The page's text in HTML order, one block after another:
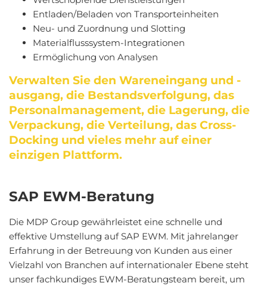
Entladen/Beladen von Transporteinheiten
Neu- und Zuordnung und Slotting
Materialflusssystem-Integrationen
Ermöglichung von Analysen
Verwalten Sie den Wareneingang und -
ausgang, die Bestandsverfolgung, das
Personalmanagement, die Lagerung, die
Verpackung, die Verteilung, das Cross-
Docking und vieles mehr auf einer
einzigen Plattform.
SAP EWM-Beratung
Die MDP Group gewährleistet eine schnelle und
effektive Umstellung auf SAP EWM. Mit jahrelanger
Erfahrung in der Betreuung von Kunden aus einer
Vielzahl von Branchen auf internationaler Ebene steht
unser fachkundiges EWM-Beratungsteam bereit, um